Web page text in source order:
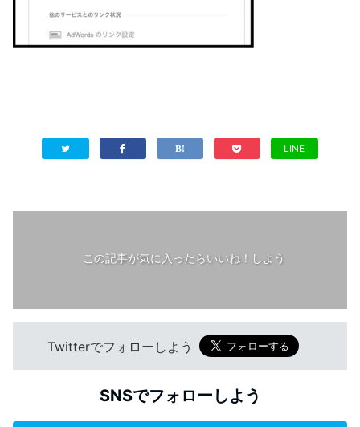
LINE
この記事が気に入ったらいいね！しよう
Twitterでフォローしよう
SNSでフォローしよう